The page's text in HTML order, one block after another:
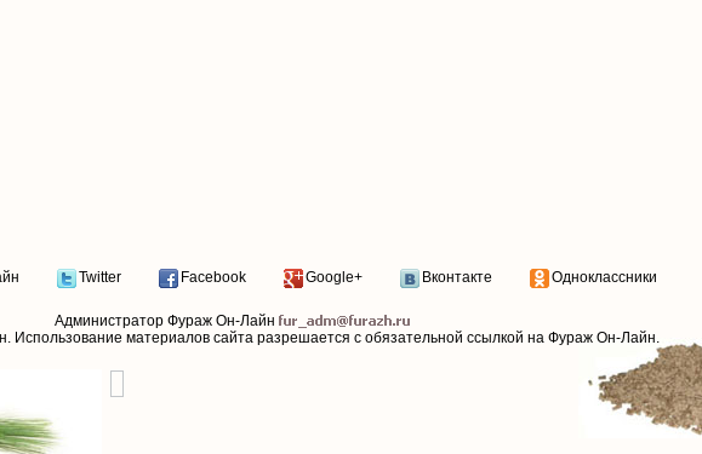
Twitter Facebook Google+ Вконтакте Одноклассники
Администратор Фураж Он-Лайн
. Использование материалов сайта разрешается с обязательной ссылкой на Фураж Он-Лайн.